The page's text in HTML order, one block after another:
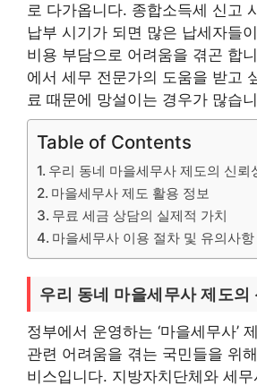
로 다가옵니다. 종합소득세 신고
납부 시기가 되면 많은 납세자들
비용 부담으로 어려움을 겪곤 합
에서 세무 전문가의 도움을 받고
료 때문에 망설이는 경우가 많습
Table of Contents
우리 동네 마을세무사 제도의 신뢰
마을세무사 제도 활용 정보
무료 세금 상담의 실제적 가치
마을세무사 이용 절차 및 유의사항
우리 동네 마을세무사 제도의
정부에서 운영하는 ‘마을세무사’
관련 어려움을 겪는 국민들을 위
비스입니다. 지방자치단체와 세